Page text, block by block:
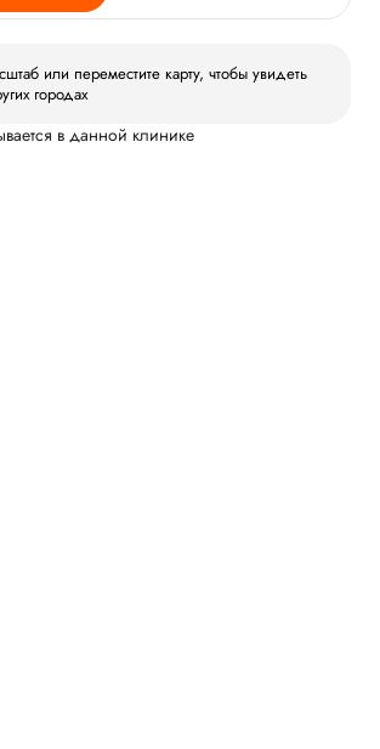
или переместите карту, чтобы увидеть
городах
в данной клинике